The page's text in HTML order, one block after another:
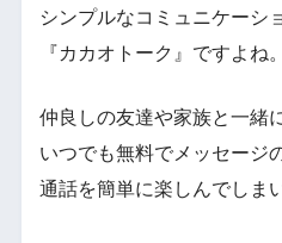
シンプルなコミュニケーシ
『カカオトーク』ですよね。
仲良しの友達や家族と一緒
いつでも無料でメッセージ
通話を簡単に楽しんでしま